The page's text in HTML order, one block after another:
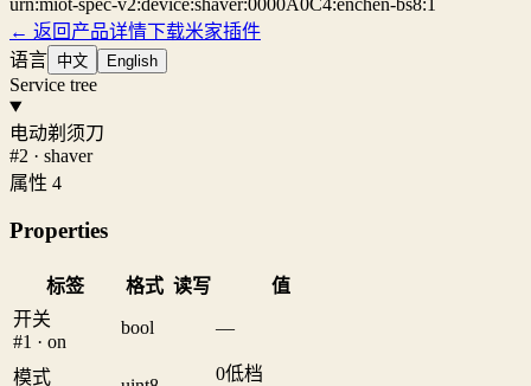
urn:miot-spec-v2:device:shaver:0000A0C4:enchen-bs8:1
← 返回产品详情下载米家插件
语言 中文 English
Service tree
电动剃须刀
#2 · shaver
属性 4
Properties
标签 格式 读写
值
开关
#1 · on
bool —
模式
0低档